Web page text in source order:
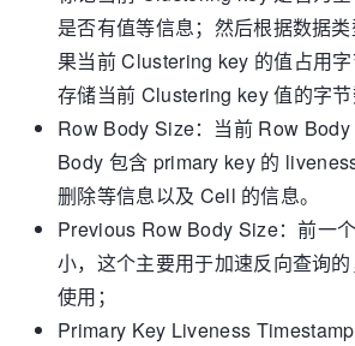
是否有值等信息；然后根据数据
果当前 Clustering key 的值占用
存储当前 Clustering key 值的字节
Row Body Size：当前 Row
Body 包含 primary key 的
删除等信息以及 Cell 的信息。
Previous Row Body Size：前一
小，这个主要用于加速反向查询
使用；
Primary Key Liveness